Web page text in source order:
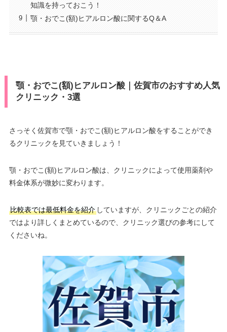
知識を持っておこう！
顎・おでこ(額)ヒアルロン酸に関するQ＆A
顎・おでこ(額)ヒアルロン酸｜佐賀市のおすすめ人気
クリニック・3選
さっそく佐賀市で顎・おでこ(額)ヒアルロン酸をすることができ
るクリニックを見ていきましょう！
顎・おでこ(額)ヒアルロン酸は、クリニックによって使用薬剤や
料金体系が微妙に変わります。
比較表では最低料金を紹介していますが、クリニックごとの紹介
ではより詳しくまとめているので、クリニック選びの参考にして
くださいね。